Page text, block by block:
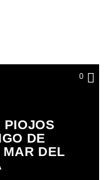
0
PIOJOS
DE
MAR DEL